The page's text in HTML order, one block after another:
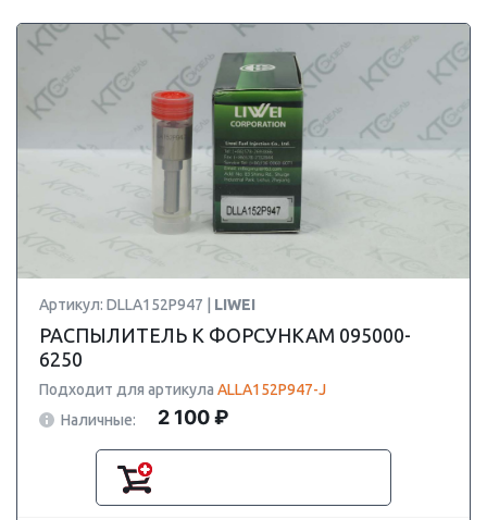
Артикул: DLLA152P947 | LIWEI
РАСПЫЛИТЕЛЬ К ФОРСУНКАМ 095000-
6250
Подходит для артикула ALLA152P947-J
Наличные:
2 100 ₽